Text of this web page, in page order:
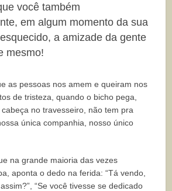
você também
em algum momento da sua
a amizade da gente
mesmo!
as pessoas nos amem e queiram nos
de tristeza, quando o bicho pega,
no travesseiro, não tem pra
única companhia, nosso único
na grande maioria das vezes
aponta o dedo na ferida: “Tá vendo,
“Se você tivesse se dedicado